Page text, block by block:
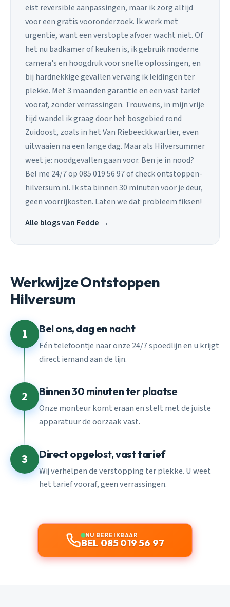
eist reversible aanpassingen, maar ik zorg altijd
voor een gratis vooronderzoek. Ik werk met
urgentie, want een verstopte afvoer wacht niet. Of
het nu badkamer of keuken is, ik gebruik moderne
camera's en hoogdruk voor snelle oplossingen, en
bij hardnekkige gevallen vervang ik leidingen ter
plekke. Met 3 maanden garantie en een vast tarief
vooraf, zonder verrassingen. Trouwens, in mijn vrije
tijd wandel ik graag door het bosgebied rond
Zuidoost, zoals in het Van Riebeeckkwartier, even
uitwaaien na een lange dag. Maar als Hilversummer
weet je: noodgevallen gaan voor. Ben je in nood?
Bel me 24/7 op 085 019 56 97 of check ontstoppen-
hilversum.nl. Ik sta binnen 30 minuten voor je deur,
geen voorrijkosten. Laten we dat probleem fiksen!
Alle blogs van Fedde →
Werkwijze Ontstoppen
Hilversum
1 Bel ons, dag en nacht
Eén telefoontje naar onze 24/7 spoedlijn en u krijgt
direct iemand aan de lijn.
2 Binnen 30 minuten ter plaatse
Onze monteur komt eraan en stelt met de juiste
apparatuur de oorzaak vast.
3 Direct opgelost, vast tarief
Wij verhelpen de verstopping ter plekke. U weet
het tarief vooraf, geen verrassingen.
NU BEREIKBAAR
BEL 085 019 56 97